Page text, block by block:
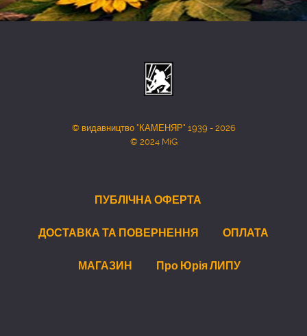
© видавництво "КАМЕНЯР" 1939 - 2026
© 2024 MiG
ПУБЛІЧНА ОФЕРТА
ДОСТАВКА ТА ПОВЕРНЕННЯ ОПЛАТА
МАГАЗИН Про Юрія ЛИПУ